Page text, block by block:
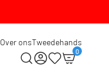
Over onsTweedehands
0